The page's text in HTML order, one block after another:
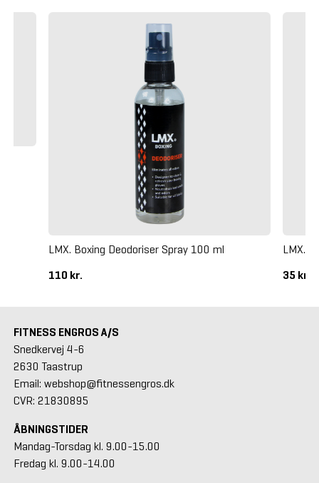
LMX. Boxing Deodoriser Spray 100 ml
110 kr.
LMX.
35 kr.
FITNESS ENGROS A/S
Snedkervej 4-6
2630 Taastrup
Email: webshop@fitnessengros.dk
CVR: 21830895
ÅBNINGSTIDER
Mandag-Torsdag kl. 9.00-15.00
Fredag kl. 9.00-14.00